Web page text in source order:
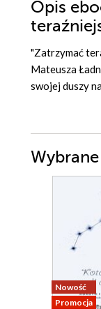
Opis
"Zatrzymać
Mateusza
swojej duszy
Nowość
Promocja